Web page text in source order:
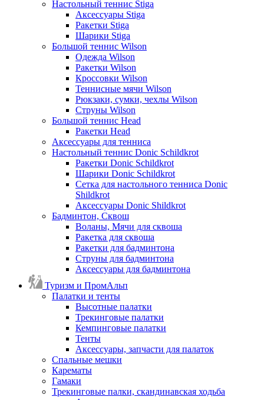
Настольный теннис Stiga
Аксессуары Stiga
Ракетки Stiga
Шарики Stiga
Большой теннис Wilson
Одежда Wilson
Ракетки Wilson
Кроссовки Wilson
Теннисные мячи Wilson
Рюкзаки, сумки, чехлы Wilson
Струны Wilson
Большой теннис Head
Ракетки Head
Аксессуары для тенниса
Настольный теннис Donic Schildkrot
Ракетки Donic Schildkrot
Шарики Donic Schildkrot
Сетка для настольного тенниса Donic
Shildkrot
Аксессуары Donic Shildkrot
Бадминтон, Сквош
Воланы, Мячи для сквоша
Ракетка для сквоша
Ракетки для бадминтона
Струны для бадминтона
Аксессуары для бадминтона
Туризм и ПромАльп
Палатки и тенты
Высотные палатки
Трекинговые палатки
Кемпинговые палатки
Тенты
Аксессуары, запчасти для палаток
Спальные мешки
Карематы
Гамаки
Трекинговые палки, скандинавская ходьба